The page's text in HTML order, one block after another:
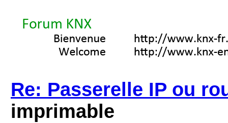
Re: Passerelle IP ou
imprimable